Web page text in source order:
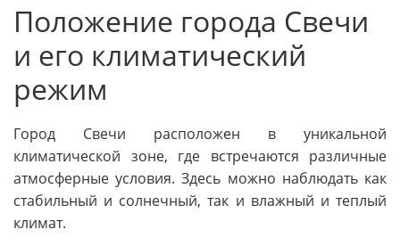
Положение города Свечи
и его климатический
режим
Город Свечи расположен в уникальной
климатической зоне, где встречаются различные
атмосферные условия. Здесь можно наблюдать как
стабильный и солнечный, так и влажный и теплый
климат.